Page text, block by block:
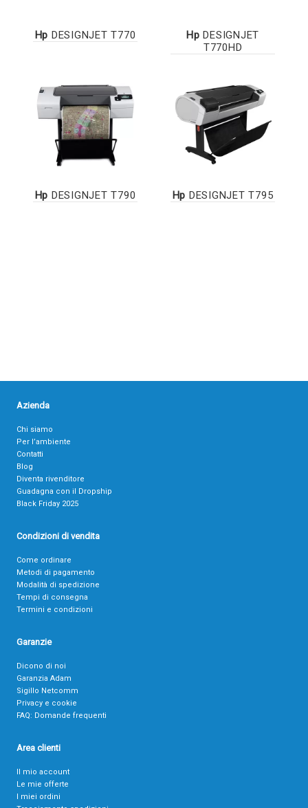
Hp DESIGNJET T770 Hp DESIGNJET
T770HD
Hp DESIGNJET T790 Hp DESIGNJET T795
Azienda
Chi siamo
Per l’ambiente
Contatti
Blog
Diventa rivenditore
Guadagna con il Dropship
Black Friday 2025
Condizioni di vendita
Come ordinare
Metodi di pagamento
Modalità di spedizione
Tempi di consegna
Termini e condizioni
Garanzie
Dicono di noi
Garanzia Adam
Sigillo Netcomm
Privacy e cookie
FAQ: Domande frequenti
Area clienti
Il mio account
Le mie offerte
I miei ordini